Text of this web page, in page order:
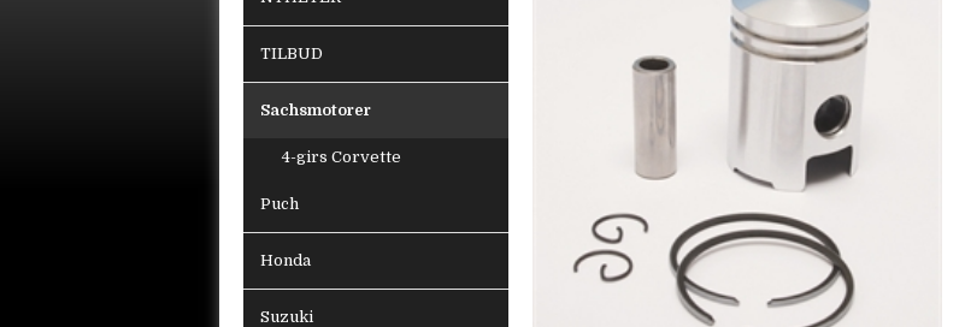
TILBUD
Sachsmotorer
4-girs Corvette
Puch
Honda
Suzuki